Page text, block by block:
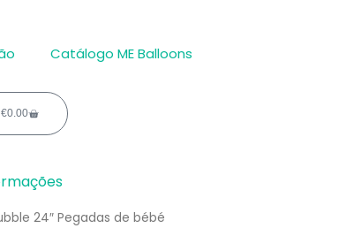
Catálogo ME Balloons
€0.00Carrinho
24″ Pegadas de bébé